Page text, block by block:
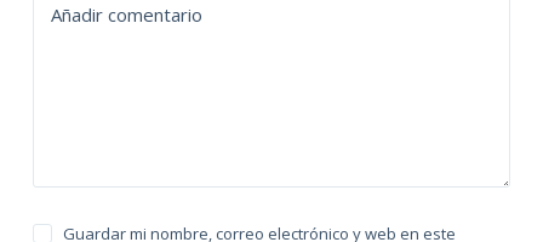
Añadir comentario
Guardar mi nombre, correo electrónico y web en este